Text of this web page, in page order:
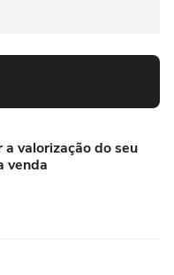
a valorização do seu
venda